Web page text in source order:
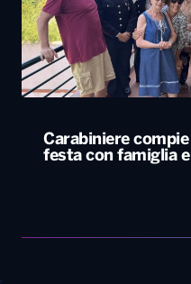
Carabiniere
festa con famiglia